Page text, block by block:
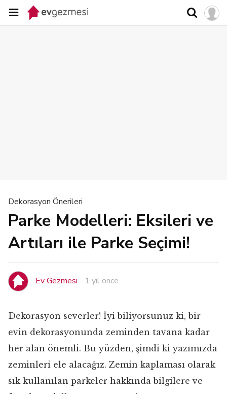
Dekorasyon Önerileri
Parke Modelleri: Eksileri ve
Artıları ile Parke Seçimi!
Ev Gezmesi 1 yıl önce
Dekorasyon severler! İyi biliyorsunuz ki, bir
evin dekorasyonunda zeminden tavana kadar
her alan önemli. Bu yüzden, şimdi ki yazımızda
zeminleri ele alacağız. Zemin kaplaması olarak
sık kullanılan parkeler hakkında bilgilere ve